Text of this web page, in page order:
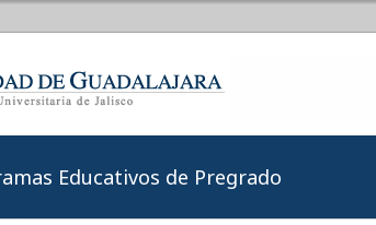
Educativos de Pregrado